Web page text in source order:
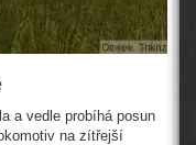
a vedle probíhá posun
na zítřejší